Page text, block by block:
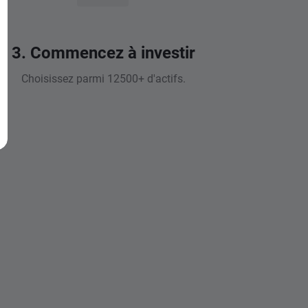
3. Commencez à investir
Choisissez parmi 12500+ d'actifs.